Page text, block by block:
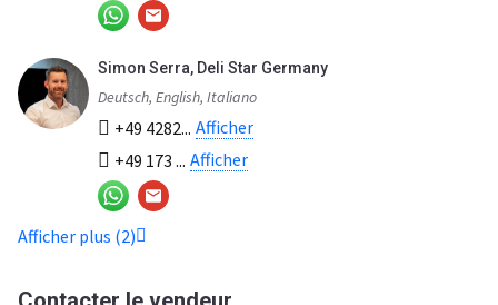
Simon Serra, Deli Star Germany
Deutsch, English, Italiano
+49 4282... Afficher
+49 173 ... Afficher
Afficher plus (2)